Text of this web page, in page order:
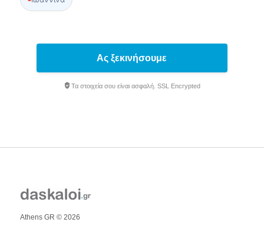
Ας ξεκινήσουμε
Τα στοιχεία σου είναι ασφαλή. SSL Encrypted
Athens GR © 2026